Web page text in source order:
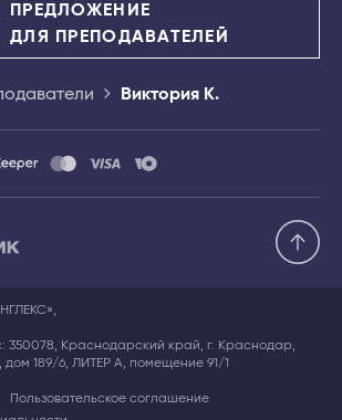
ПРЕДЛОЖЕНИЕ
ДЛЯ ПРЕПОДАВАТЕЛЕЙ
Виктория К.
Краснодарский край, г. Краснодар,
дом 189/6, ЛИТЕР А, помещение 91/1
Пользовательское соглашение